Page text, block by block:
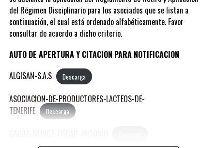
del Régimen Disciplinario para los asociados que se listan a
continuación, el cual está ordenado alfabéticamente. Favor
consultar de acuerdo a dicho criterio.
AUTO DE APERTURA Y CITACION PARA NOTIFICACION
ALGISAN-S.A.S
Descarga
ASOCIACION-DE-PRODUCTORES-LACTEOS-DE-
TENERIFE
Descarga